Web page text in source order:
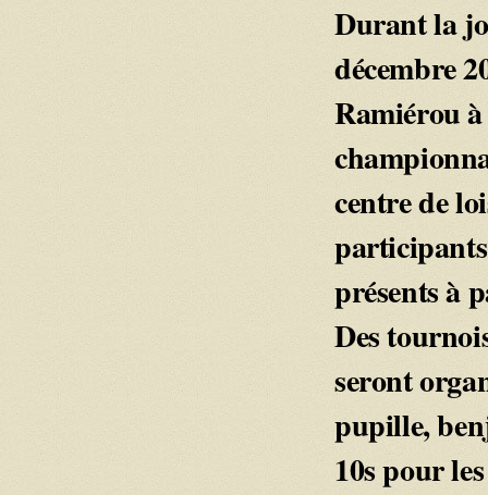
Durant la
décembre
Ramiérou
centre de
présents à
Des
seront
pupille,
10s pour